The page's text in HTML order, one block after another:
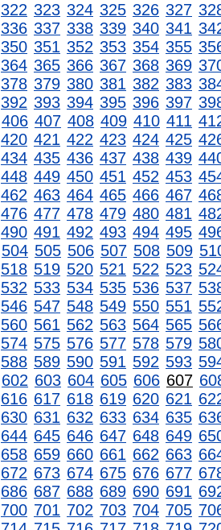
322 323 324 325 326 327
336 337 338 339 340 341
350 351 352 353 354 355
364 365 366 367 368 369
378 379 380 381 382 383
392 393 394 395 396 397
406 407 408 409 410 411
420 421 422 423 424 425
434 435 436 437 438 439
448 449 450 451 452 453
462 463 464 465 466 467
476 477 478 479 480 481
490 491 492 493 494 495
504 505 506 507 508 509
518 519 520 521 522 523
532 533 534 535 536 537
546 547 548 549 550 551
560 561 562 563 564 565
574 575 576 577 578 579
588 589 590 591 592 593
602 603 604 605 606 607
616 617 618 619 620 621
630 631 632 633 634 635
644 645 646 647 648 649
658 659 660 661 662 663
672 673 674 675 676 677
686 687 688 689 690 691
700 701 702 703 704 705